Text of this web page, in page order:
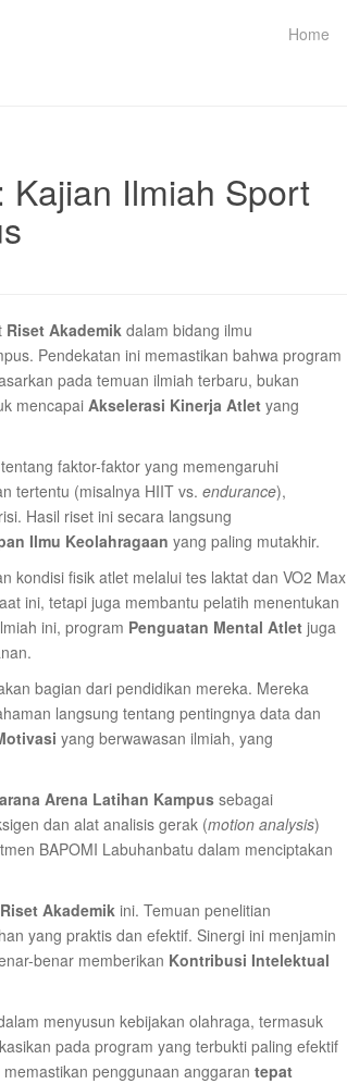
Home
Ilmiah Sport
Riset Akademik dalam bidang ilmu
Pendekatan ini memastikan bahwa program
pada temuan ilmiah terbaru, bukan
mencapaiAkselerasi Kinerja Atlet yang
faktor-faktor yang memengaruhi
tertentu (misalnya HIIT vs. endurance),
Hasil riset ini secara langsung
Ilmu Keolahragaan yang paling mutakhir.
kondisi fisik atlet melalui tes laktat dan VO2 Max
ini, tetapi juga membantu pelatih menentukan
ini, program Penguatan Mental Atlet juga
bagian dari pendidikan mereka. Mereka
langsung tentang pentingnya data dan
yang berwawasan ilmiah, yang
Arena Latihan Kampus sebagai
dan alat analisis gerak (motion analysis)
BAPOMI Labuhanbatu dalam menciptakan
Riset Akademik ini. Temuan penelitian
yang praktis dan efektif. Sinergi ini menjamin
benar memberikan Kontribusi Intelektual
menyusun kebijakan olahraga, termasuk
pada program yang terbukti paling efektif
penggunaan anggaran tepat